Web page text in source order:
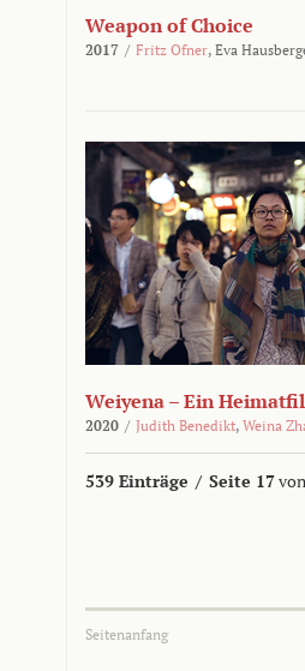
Weapon of Choice
2017 / Fritz Ofner, Eva
Weiyena – Ein
2020 / Judith Benedikt, Weina
539 Einträge / Seite 17
Seitenanfang